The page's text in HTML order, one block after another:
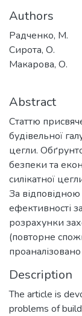
Authors
Радченко, М.
Сирота, О.
Макарова, О.
Abstract
Статтю
будівельної
цегли.
безпеки та
силікатної
За
ефективності
розрахунки
(повторне
Description
The article is
problems of